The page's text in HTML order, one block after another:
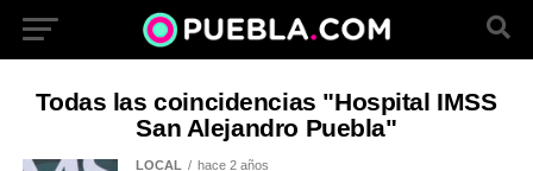
Todas las coincidencias "Hospital IMSS
San Alejandro Puebla"
LOCAL hace 2 años